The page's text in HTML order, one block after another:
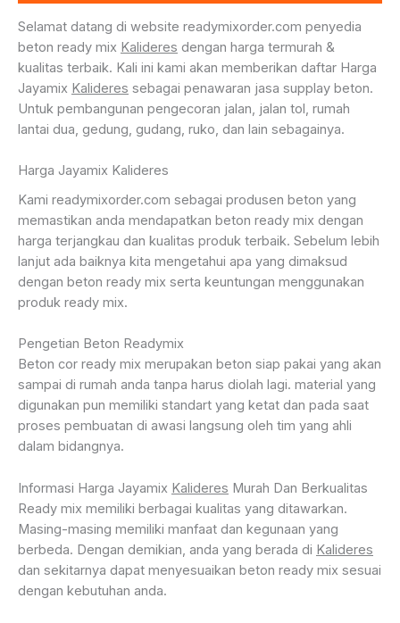
Selamat datang di website readymixorder.com penyedia
beton ready mix Kalideres dengan harga termurah &
kualitas terbaik. Kali ini kami akan memberikan daftar Harga
Jayamix Kalideres sebagai penawaran jasa supplay beton.
Untuk pembangunan pengecoran jalan, jalan tol, rumah
lantai dua, gedung, gudang, ruko, dan lain sebagainya.
Harga Jayamix Kalideres
Kami readymixorder.com sebagai produsen beton yang
memastikan anda mendapatkan beton ready mix dengan
harga terjangkau dan kualitas produk terbaik. Sebelum lebih
lanjut ada baiknya kita mengetahui apa yang dimaksud
dengan beton ready mix serta keuntungan menggunakan
produk ready mix.
Pengetian Beton Readymix
Beton cor ready mix merupakan beton siap pakai yang akan
sampai di rumah anda tanpa harus diolah lagi. material yang
digunakan pun memiliki standart yang ketat dan pada saat
proses pembuatan di awasi langsung oleh tim yang ahli
dalam bidangnya.
Informasi Harga Jayamix Kalideres Murah Dan Berkualitas
Ready mix memiliki berbagai kualitas yang ditawarkan.
Masing-masing memiliki manfaat dan kegunaan yang
berbeda. Dengan demikian, anda yang berada di Kalideres
dan sekitarnya dapat menyesuaikan beton ready mix sesuai
dengan kebutuhan anda.